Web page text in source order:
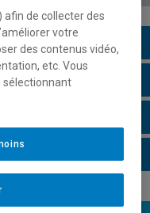
afin de collecter des
votre
des contenus vidéo,
etc. Vous
sélectionnant